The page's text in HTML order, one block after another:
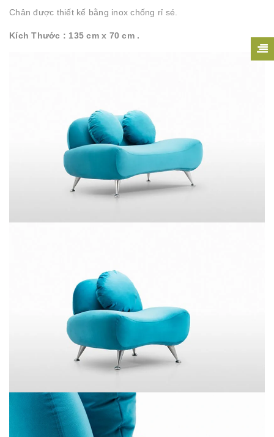
Chân được thiết kế bằng inox chống rỉ sé.
Kích Thước : 135 cm x 70 cm .